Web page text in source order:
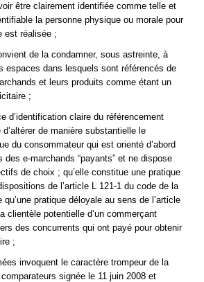
être clairement identifiée comme telle et
la personne physique ou morale pour
est réalisée ;
de la condamner, sous astreinte, à
espaces dans lesquels sont référencés de
et leurs produits comme étant un
;
d’identification claire du référencement
de manière substantielle le
du consommateur qui est orienté d’abord
e-marchands “payants” et ne dispose
de choix ; qu’elle constitue une pratique
de l’article L 121-1 du code de la
pratique déloyale au sens de l’article
clientèle potentielle d’un commerçant
des concurrents qui ont payé pour obtenir
;
invoquent le caractère trompeur de la
signée le 11 juin 2008 et